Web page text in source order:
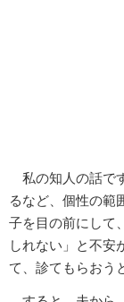
私の知人の話で
るなど、個性の範
子を目の前にして
しれない」と不安
て、診てもらおう